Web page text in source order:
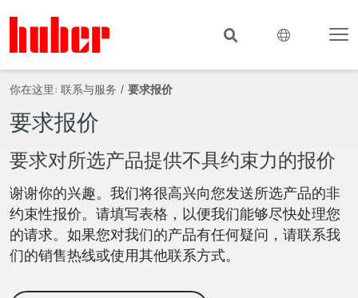
你在这里: 联系与服务 要求报价
要求报价
要求对所选产品提供不具约束力的报价
谢谢你的兴趣。我们将很高兴向您发送所选产品的非
约束性报价。请填写表格，以便我们能够尽快处理您
的请求。如果您对我们的产品有任何疑问，请联系我
们的销售热线或使用其他联系方式。